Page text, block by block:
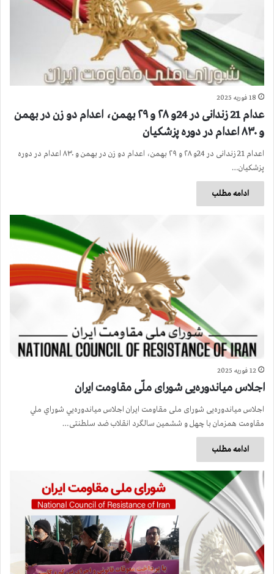
18 فوریه 2025
عدام 21 زندانی در 24و ۲۸ و ۲۹ بهمن، اعدام دو زن در بهمن
و ۸۳۰ اعدام در دوره پزشکیان
اعدام 21 زندانی در 24و ۲۸ و ۲۹ بهمن، اعدام دو زن در بهمن و ۸۳۰ اعدام در دوره
پزشکیان…
ادامه مطلب
12 فوریه 2025
اجلاس میاندوره‌يی شورای ملّی مقاومت ايران
اجلاس میاندوره‌يی شورای ملی مقاومت ايران اجلاس میاندوره‌يي شوراي ملي
مقاومت همزمان با چهل و ششمین سالگرد انقلاب ضد سلطنتی…
ادامه مطلب